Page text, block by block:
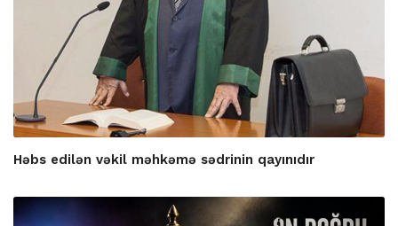
Həbs edilən vəkil məhkəmə sədrinin qayınıdır